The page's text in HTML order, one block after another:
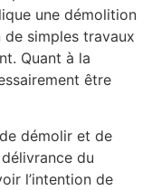
une démolition
simples travaux
Quant à la
être
démolir et de
du
l’intention de